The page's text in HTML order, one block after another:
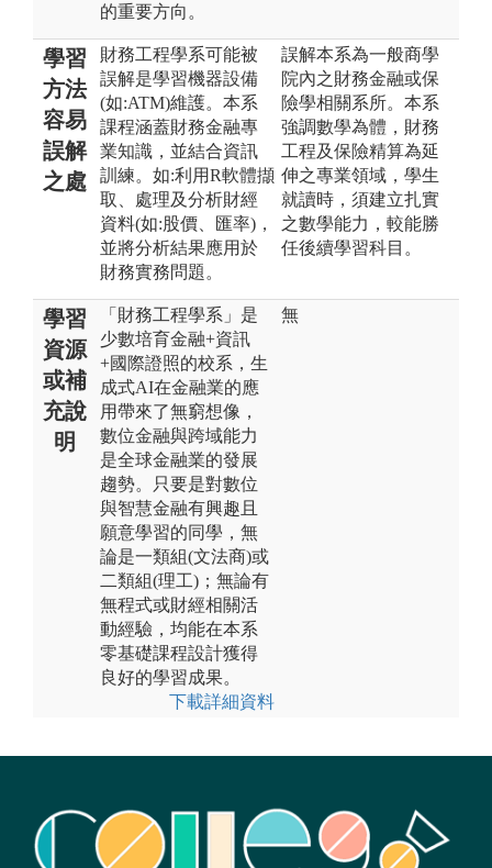
的重要方向。
學習
方法
容易
誤解
之處
財務工程學系可能被
誤解是學習機器設備
(如:ATM)維護。本系
課程涵蓋財務金融專
業知識，並結合資訊
訓練。如:利用R軟體擷
取、處理及分析財經
資料(如:股價、匯率)，
並將分析結果應用於
財務實務問題。
誤解本系為一般商學
院內之財務金融或保
險學相關系所。本系
強調數學為體，財務
工程及保險精算為延
伸之專業領域，學生
就讀時，須建立扎實
之數學能力，較能勝
任後續學習科目。
學習
資源
或補
充說
明
「財務工程學系」是
少數培育金融+資訊
+國際證照的校系，生
成式AI在金融業的應
用帶來了無窮想像，
數位金融與跨域能力
是全球金融業的發展
趨勢。只要是對數位
與智慧金融有興趣且
願意學習的同學，無
論是一類組(文法商)或
二類組(理工)；無論有
無程式或財經相關活
動經驗，均能在本系
零基礎課程設計獲得
良好的學習成果。
下載詳細資料
無